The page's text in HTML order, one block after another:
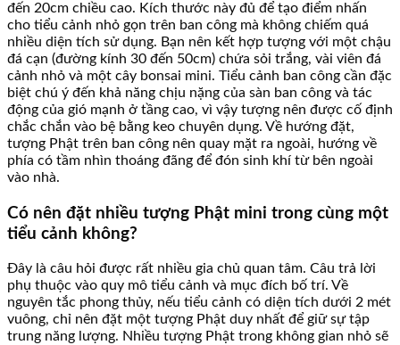
đến 20cm chiều cao. Kích thước này đủ để tạo điểm nhấn
cho tiểu cảnh nhỏ gọn trên ban công mà không chiếm quá
nhiều diện tích sử dụng. Bạn nên kết hợp tượng với một chậu
đá cạn (đường kính 30 đến 50cm) chứa sỏi trắng, vài viên đá
cảnh nhỏ và một cây bonsai mini. Tiểu cảnh ban công cần đặc
biệt chú ý đến khả năng chịu nặng của sàn ban công và tác
động của gió mạnh ở tầng cao, vì vậy tượng nên được cố định
chắc chắn vào bệ bằng keo chuyên dụng. Về hướng đặt,
tượng Phật trên ban công nên quay mặt ra ngoài, hướng về
phía có tầm nhìn thoáng đãng để đón sinh khí từ bên ngoài
vào nhà.
Có nên đặt nhiều tượng Phật mini trong cùng một
tiểu cảnh không?
Đây là câu hỏi được rất nhiều gia chủ quan tâm. Câu trả lời
phụ thuộc vào quy mô tiểu cảnh và mục đích bố trí. Về
nguyên tắc phong thủy, nếu tiểu cảnh có diện tích dưới 2 mét
vuông, chỉ nên đặt một tượng Phật duy nhất để giữ sự tập
trung năng lượng. Nhiều tượng Phật trong không gian nhỏ sẽ